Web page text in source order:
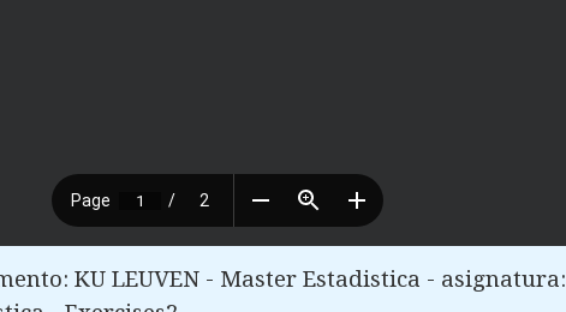
KU LEUVEN - Master Estadistica - asignatura: